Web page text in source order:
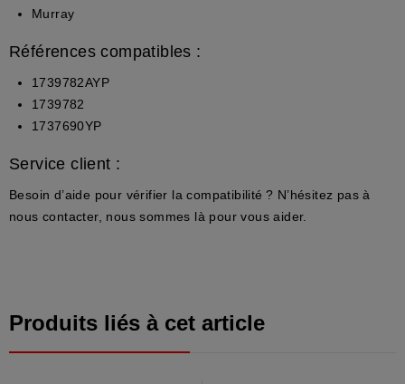
Murray
Références compatibles :
1739782AYP
1739782
1737690YP
Service client :
Besoin d’aide pour vérifier la compatibilité ? N’hésitez pas à
nous contacter, nous sommes là pour vous aider.
Produits liés à cet article